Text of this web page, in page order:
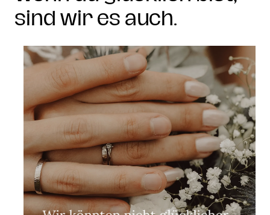
sind wir es auch.